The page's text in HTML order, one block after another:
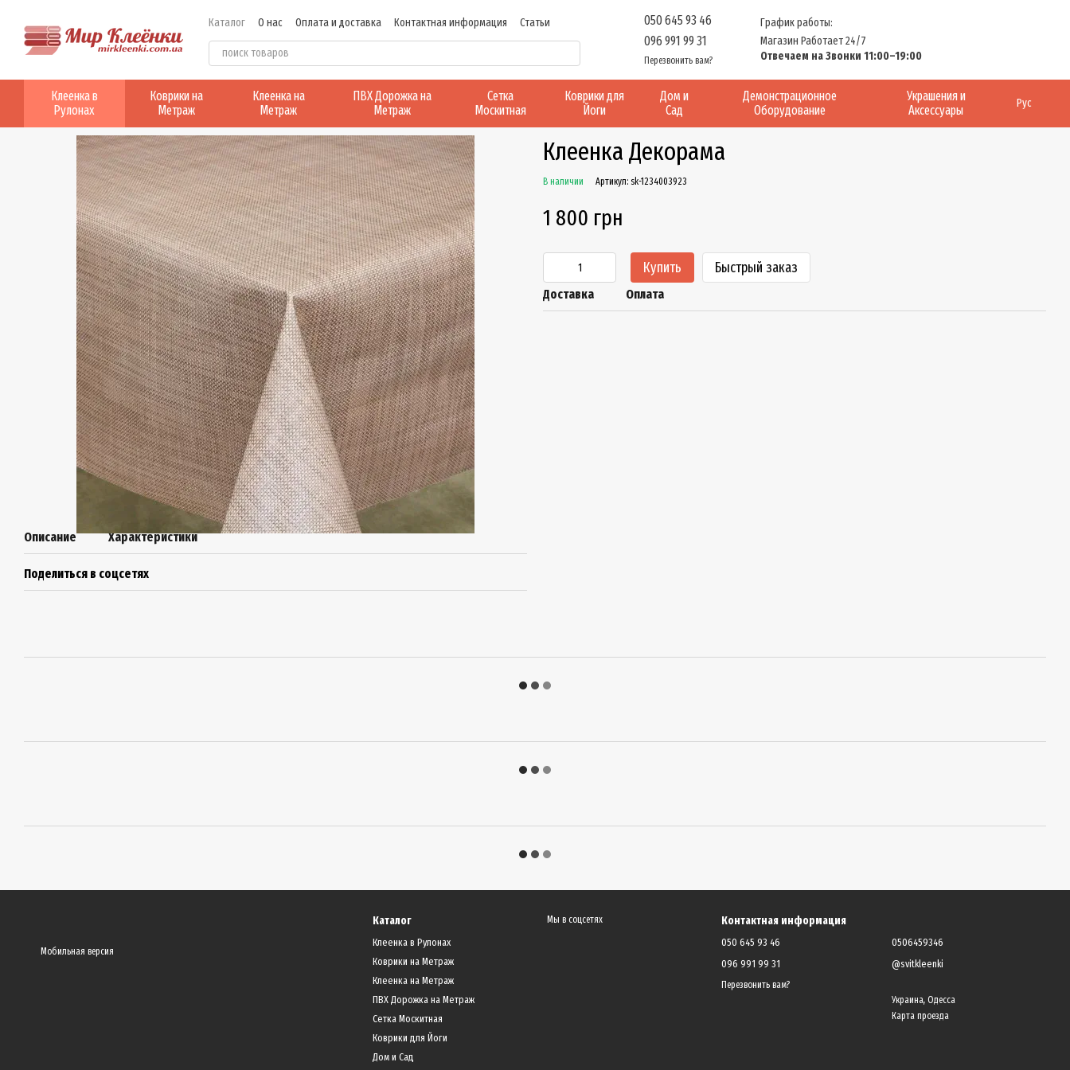
Каталог О нас Оплата и доставка Контактная информация Статьи
050 645 93 46
096 991 99 31
Перезвонить вам?
График работы:
Магазин Работает 24/7
Отвечаем на Звонки 11:00–19:00
Клеенка в
Рулонах
Коврики на
Метраж
Клеенка на
Метраж
ПВХ Дорожка на
Метраж
Сетка
Москитная
Коврики для
Йоги
Дом и
Сад
Демонстрационное
Оборудование
Украшения и
Аксессуары
Рус
Описание Характеристики
Поделиться в соцсетях
Клеенка Декорама
В наличии Артикул: sk-1234003923
1 800 грн
Купить Быстрый заказ
Доставка Оплата
Мобильная версия
Каталог
Клеенка в Рулонах
Коврики на Метраж
Клеенка на Метраж
ПВХ Дорожка на Метраж
Сетка Москитная
Коврики для Йоги
Дом и Сад
Мы в соцсетях Контактная информация
050 645 93 46
096 991 99 31
Перезвонить вам?
0506459346
@svitkleenki
Украина, Одесса
Карта проезда